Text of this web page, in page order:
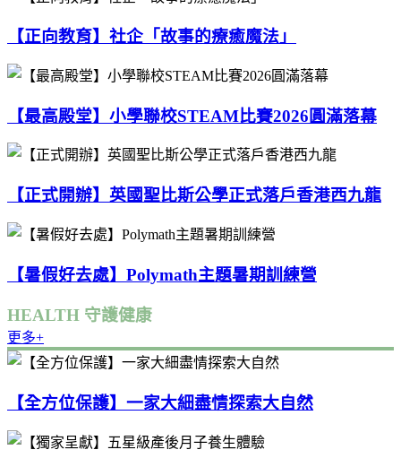
【正向教育】社企「故事的療癒魔法」
【最高殿堂】小學聯校STEAM比賽2026圓滿落幕
【正式開辦】英國聖比斯公學正式落戶香港西九龍
【暑假好去處】Polymath主題暑期訓練營
HEALTH 守護健康
更多+
【全方位保護】一家大細盡情探索大自然